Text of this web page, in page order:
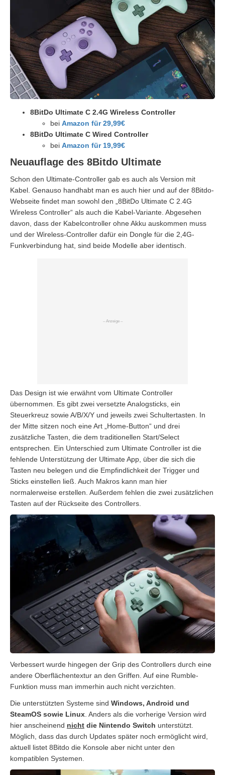
8BitDo Ultimate C 2.4G Wireless Controller
bei Amazon für 29,99€
8BitDo Ultimate C Wired Controller
bei Amazon für 19,99€
Neuauflage des 8Bitdo Ultimate
Schon den Ultimate-Controller gab es auch als Version mit
Kabel. Genauso handhabt man es auch hier und auf der 8Bitdo-
Webseite findet man sowohl den „8BitDo Ultimate C 2.4G
Wireless Controller“ als auch die Kabel-Variante. Abgesehen
davon, dass der Kabelcontroller ohne Akku auskommen muss
und der Wireless-Controller dafür ein Dongle für die 2,4G-
Funkverbindung hat, sind beide Modelle aber identisch.
Das Design ist wie erwähnt vom Ultimate Controller
übernommen. Es gibt zwei versetzte Analogsticks, ein
Steuerkreuz sowie A/B/X/Y und jeweils zwei Schultertasten. In
der Mitte sitzen noch eine Art „Home-Button“ und drei
zusätzliche Tasten, die dem traditionellen Start/Select
entsprechen. Ein Unterschied zum Ultimate Controller ist die
fehlende Unterstützung der Ultimate App, über die sich die
Tasten neu belegen und die Empfindlichkeit der Trigger und
Sticks einstellen ließ. Auch Makros kann man hier
normalerweise erstellen. Außerdem fehlen die zwei zusätzlichen
Tasten auf der Rückseite des Controllers.
Verbessert wurde hingegen der Grip des Controllers durch eine
andere Oberflächentextur an den Griffen. Auf eine Rumble-
Funktion muss man immerhin auch nicht verzichten.
Die unterstützten Systeme sind Windows, Android und
SteamOS sowie Linux . Anders als die vorherige Version wird
hier anscheinend nicht die Nintendo Switch unterstützt.
Möglich, dass das durch Updates später noch ermöglicht wird,
aktuell listet 8Bitdo die Konsole aber nicht unter den
kompatiblen Systemen.